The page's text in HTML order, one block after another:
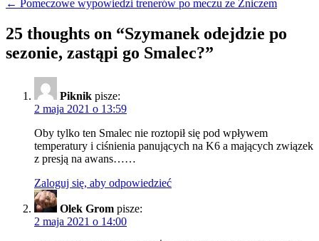
← Pomeczowe wypowiedzi trenerów po meczu ze Zniczem
25 thoughts on “Szymanek odejdzie po
sezonie, zastąpi go Smalec?”
Piknik pisze:
2 maja 2021 o 13:59
Oby tylko ten Smalec nie roztopił się pod wpływem
temperatury i ciśnienia panujących na K6 a mających związek
z presją na awans……
Zaloguj się, aby odpowiedzieć
Olek Grom pisze:
2 maja 2021 o 14:00